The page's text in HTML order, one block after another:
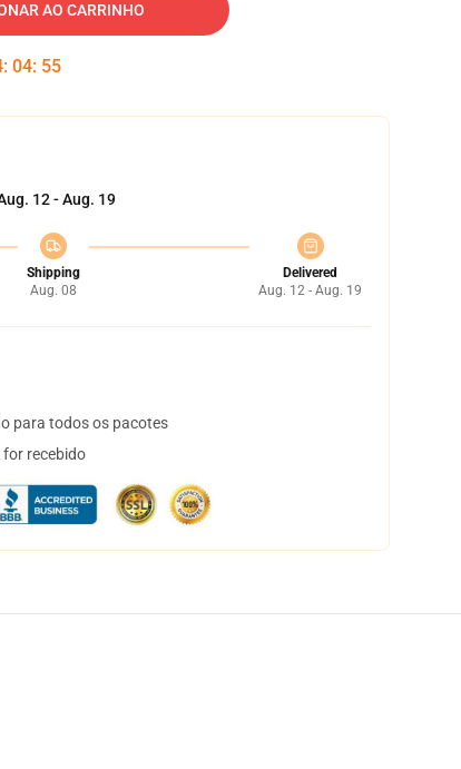
AO CARRINHO
: 04: 54
12 - Aug. 19
Shipping
Aug. 08
Delivered
Aug. 12 - Aug. 19
para todos os pacotes
recebido